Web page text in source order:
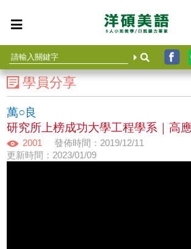
學員分享
萬○良
研究所上榜成功大學工程學系｜高
2001
發佈時間：2019/12/11
更新時間：2023/01/09